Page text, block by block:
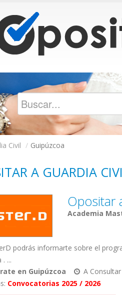
Civil / Guipúzcoa
A GUARDIA
Opositar
Academia
podrás informarte sobre el
. ...
en Guipúzcoa
A Consultar
Convocatorias 2025 / 2026